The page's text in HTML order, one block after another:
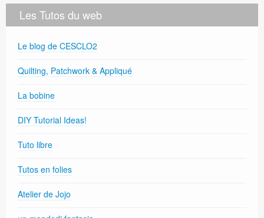
Les Tutos du web
Le blog de CESCLO2
Quilting, Patchwork & Appliqué
La bobine
DIY Tutorial Ideas!
Tuto libre
Tutos en folies
Atelier de Jojo